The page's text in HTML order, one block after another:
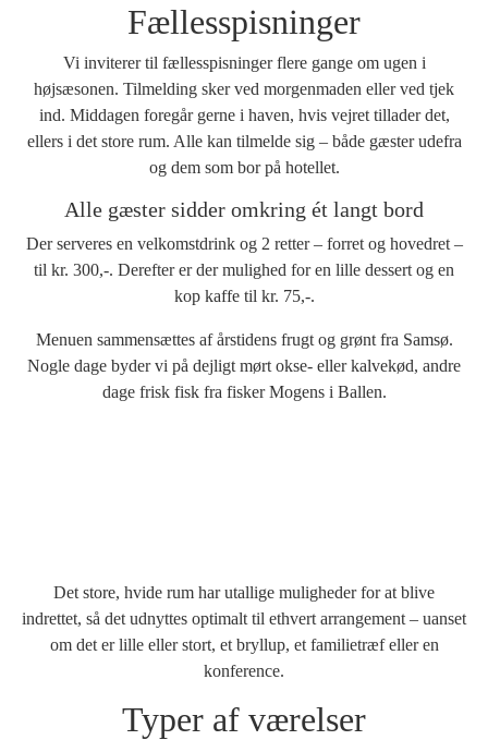
Fællesspisninger
Vi inviterer til fællesspisninger flere gange om ugen i
højsæsonen. Tilmelding sker ved morgenmaden eller ved tjek
ind. Middagen foregår gerne i haven, hvis vejret tillader det,
ellers i det store rum. Alle kan tilmelde sig – både gæster udefra
og dem som bor på hotellet.
Alle gæster sidder omkring ét langt bord
Der serveres en velkomstdrink og 2 retter – forret og hovedret –
til kr. 300,-. Derefter er der mulighed for en lille dessert og en
kop kaffe til kr. 75,-.
Menuen sammensættes af årstidens frugt og grønt fra Samsø.
Nogle dage byder vi på dejligt mørt okse- eller kalvekød, andre
dage frisk fisk fra fisker Mogens i Ballen.
Det store, hvide rum har utallige muligheder for at blive
indrettet, så det udnyttes optimalt til ethvert arrangement – uanset
om det er lille eller stort, et bryllup, et familietræf eller en
konference.
Typer af værelser